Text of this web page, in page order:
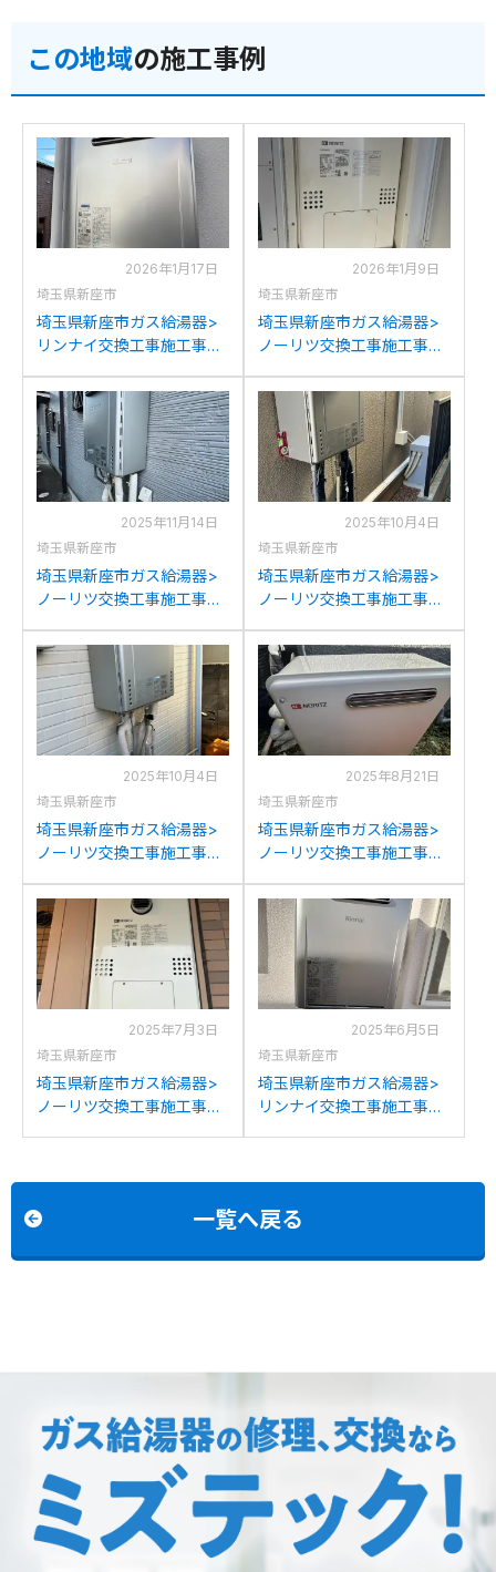
A2400AT2-3(A)への交換
この地域の施工事例
2026年1月17日
埼玉県新座市
埼玉県新座市ガス給湯器>
リンナイ交換工事施工事
V2006SAWからリンナイ
RUF-E2007SAW(A)への交
換
2026年1月9日
埼玉県新座市
埼玉県新座市ガス給湯器>
ノーリツ交換工事施工事
C2439(S)AWX-Hからノー
リツGTH-C2460AW3H-H-
1BLへの交換
2025年11月14日
埼玉県新座市
埼玉県新座市ガス給湯器>
ノーリツ交換工事施工事
2427SAWXからノーリツ
GT-C2472SAW BLへの交
換
2025年10月4日
埼玉県新座市
埼玉県新座市ガス給湯器>
ノーリツ交換工事施工事
C2452AWX-2からノーリツ
GT-C2472AW BLへの交換
2025年10月4日
埼玉県新座市
埼玉県新座市ガス給湯器>
ノーリツ交換工事施工事
C2442SAWX-MBからノー
リツGT-C2472SAW BLへ
の交換
2025年8月21日
埼玉県新座市
埼玉県新座市ガス給湯器>
ノーリツ交換工事施工事
ノーリツGQ-2037RXへの
交換
2025年7月3日
埼玉県新座市
埼玉県新座市ガス給湯器>
ノーリツ交換工事施工事
2025年6月5日
埼玉県新座市
埼玉県新座市ガス給湯器>
リンナイ交換工事施工事
一覧へ戻る